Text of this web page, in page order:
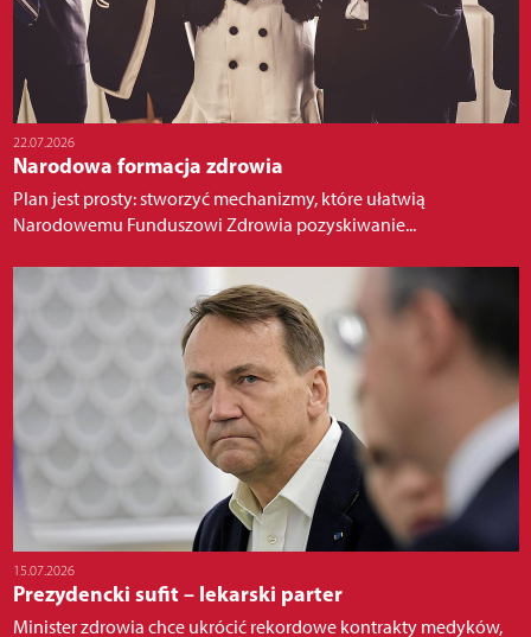
22.07.2026
Narodowa formacja zdrowia
Plan jest prosty: stworzyć mechanizmy, które ułatwią
Narodowemu Funduszowi Zdrowia pozyskiwanie...
15.07.2026
Prezydencki sufit – lekarski parter
Minister zdrowia chce ukrócić rekordowe kontrakty medyków,